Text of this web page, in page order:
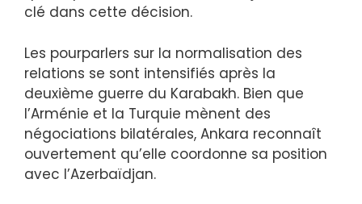
clé dans cette décision.
Les pourparlers sur la normalisation des
relations se sont intensifiés après la
deuxième guerre du Karabakh. Bien que
l’Arménie et la Turquie mènent des
négociations bilatérales, Ankara reconnaît
ouvertement qu’elle coordonne sa position
avec l’Azerbaïdjan.